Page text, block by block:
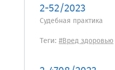
2-52/2023
Судебная практика
Теги: #Вред здоровью